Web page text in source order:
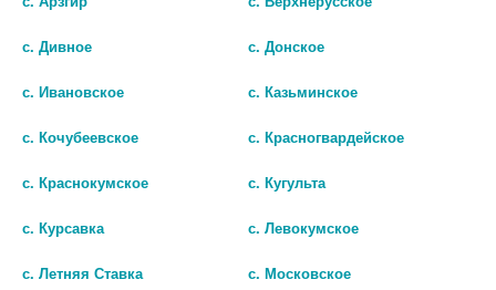
цена: 149 руб.
цена: 149 руб.
цена: 149 руб.
БИО АГЛФ №99 г.Ставрополь пр. Кулакова 35 остаток:
с. Дивное с. Донское
с. Ивановское с. Казьминское
с. Кочубеевское с. Красногвардейское
с. Краснокумское с. Кугульта
с. Курсавка с. Левокумское
с. Летняя Ставка с. Московское